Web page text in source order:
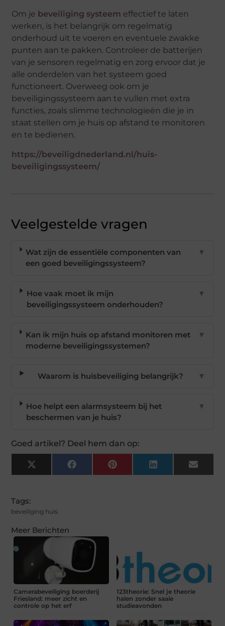
Om je beveiliging systeem effectief te laten
werken, is het belangrijk om regelmatig
onderhoud uit te voeren en eventuele zwakke
punten aan te pakken. Controleer de batterijen
van je sensoren regelmatig en zorg ervoor dat je
alle onderdelen van het systeem goed
functioneert. Overweeg ook om je
beveiligingssysteem aan te vullen met extra
functies, zoals slimme technologieën die je in
staat stellen om je huis op afstand te monitoren
en te bedienen.
https://beveiligdnederland.nl/huis-
beveiligingssysteem/
Veelgestelde vragen
Wat zijn de essentiële componenten van
een goed beveiligingssysteem?
▼
Hoe vaak moet ik mijn
beveiligingssysteem onderhouden?
▼
Kan ik mijn huis op afstand monitoren met
moderne beveiligingssystemen?
▼
Waarom is huisbeveiliging belangrijk? ▼
Hoe helpt een alarmsysteem bij het
beschermen van je huis?
▼
Goed artikel? Deel hem dan op:
X
(Twitter)
FacebookPinterest LinkedIn Email
Tags:
beveiliging huis
Meer Berichten
Camerabeveiliging boerderij
Friesland: meer zicht en
controle op het erf
123theorie: Snel je theorie
halen zonder saaie
studieavonden